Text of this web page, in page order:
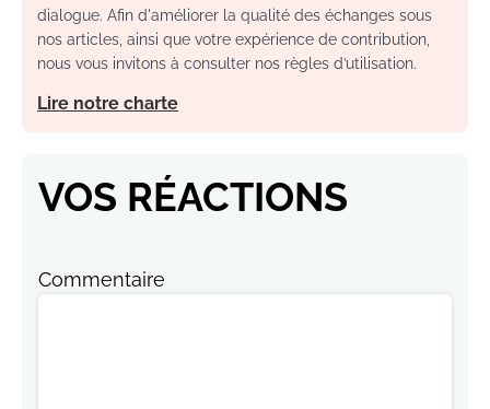
dialogue. Afin d'améliorer la qualité des échanges sous
nos articles, ainsi que votre expérience de contribution,
nous vous invitons à consulter nos règles d’utilisation.
Lire notre charte
VOS RÉACTIONS
Commentaire